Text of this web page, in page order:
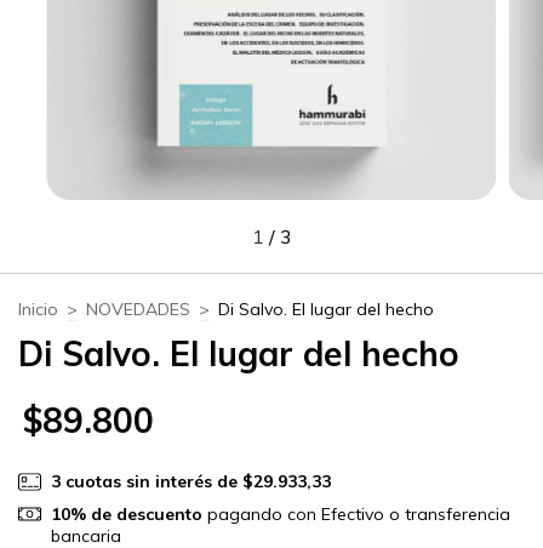
1 / 3
Inicio > NOVEDADES > Di Salvo. El lugar del hecho
Di Salvo. El lugar del hecho
$89.800
3 cuotas sin interés de $29.933,33
10% de descuento pagando con Efectivo o transferencia
bancaria